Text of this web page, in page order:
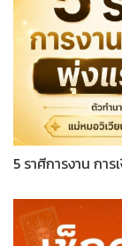
5 ราศีการงาน กา